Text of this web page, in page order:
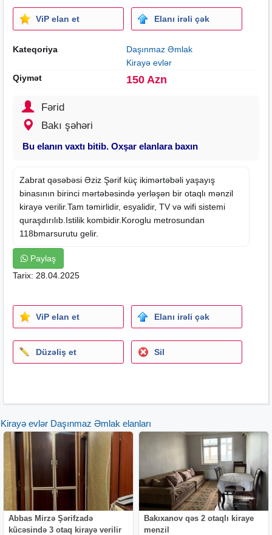
ViP elan et Elanı irəli çək
Kateqoriya
Daşınmaz Əmlak
Kirayə evlər
Qiymət
150 Azn
Fərid
Bakı şəhəri
Bu elanın vaxtı bitib. Oxşar elanlara baxın
Zabrat qəsəbəsi Əziz Şərif küç ikimərtəbəli yaşayış
binasının birinci mərtəbəsində yerləşən bir otaqlı mənzil
kirayə verilir.Tam təmirlidir, esyalidir, TV və wifi sistemi
quraşdırılıb.Istilik kombidir.Koroglu metrosundan
118bmarsurutu gelir.
Paylaş
Tarix: 28.04.2025
ViP elan et Elanı irəli çək
Düzəliş et Sil
Kirayə evlər Daşınmaz Əmlak elanları
Abbas Mirzə Şərifzadə
kücəsində 3 otaq kirayə verilir
Bakıxanov qəs 2 otaqlı kiraye
menzil